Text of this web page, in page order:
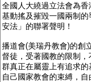
全國人大繞過立法會為
基動搖及摧毀一國兩制
安法」的聯署聲明！
播道會(美瑞丹教會)的創
督徒，受著國教的限制
群真正在屬靈上有追求
自己國家教會的束縛，